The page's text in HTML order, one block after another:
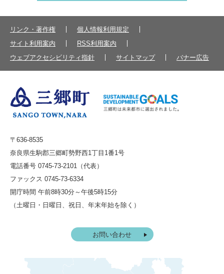
リンク・著作権
個人情報利用規定
サイト利用案内
RSS利用案内
ウェブアクセシビリティ指針
サイトマップ バナー広告
〒636-8535
奈良県生駒郡三郷町勢野西1丁目1番1号
電話番号 0745-73-2101（代表）
ファックス 0745-73-6334
開庁時間 午前8時30分～午後5時15分
（土曜日・日曜日、祝日、年末年始を除く）
お問い合わせ